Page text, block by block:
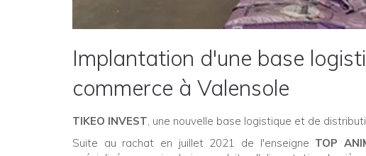
Implantation d'une base
commerce à Valensole
TIKEO INVEST , une nouvelle base logistique et de
Suite au rachat en juillet 2021 de l'enseigne TOP